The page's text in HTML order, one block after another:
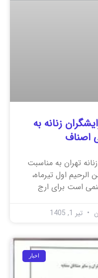
زنانه به
اصناف
تهران به مناسبت
الرحیم اول تیرماه،
است برای ارج
تیر 1, 1405
اخبار